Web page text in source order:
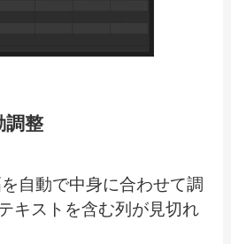
調整
自動で中身に合わせて調
キストを含む列が見切れ